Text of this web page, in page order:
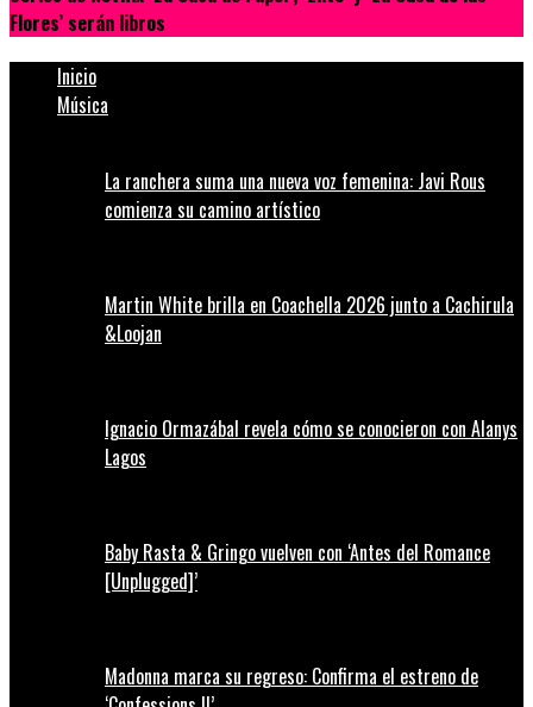
Flores’ serán libros
Inicio
Música
La ranchera suma una nueva voz femenina: Javi Rous
comienza su camino artístico
Martin White brilla en Coachella 2026 junto a Cachirula
&Loojan
Ignacio Ormazábal revela cómo se conocieron con Alanys
Lagos
Baby Rasta & Gringo vuelven con ‘Antes del Romance
[Unplugged]’
Madonna marca su regreso: Confirma el estreno de